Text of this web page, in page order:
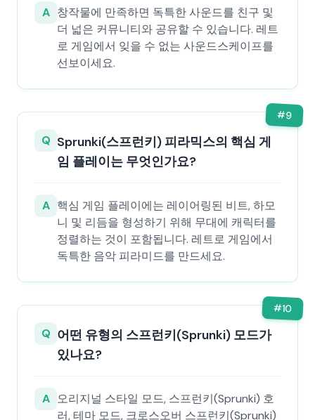
A 창작물에 만족하면 독특한 사운드를 친구 및
더 넓은 커뮤니티와 공유할 수 있습니다. 레트
로 게임에서 잊을 수 없는 사운드스케이프를
선보이세요.
#9
Q Sprunki(스프런키) 피라믹스의 핵심 게
임 플레이는 무엇인가요?
A 핵심 게임 플레이에는 레이어링된 비트, 하모
니 및 리듬을 형성하기 위해 무대에 캐릭터를
정렬하는 것이 포함됩니다. 레트로 게임에서
독특한 음악 피라미드를 만드세요.
#10
Q 어떤 유형의 스프런키(Sprunki) 모드가
있나요?
A 오리지널 스타일 모드, 스프런키(Sprunki) 호
러, 테마 모드, 크로스오버 스프런키(Sprunki)